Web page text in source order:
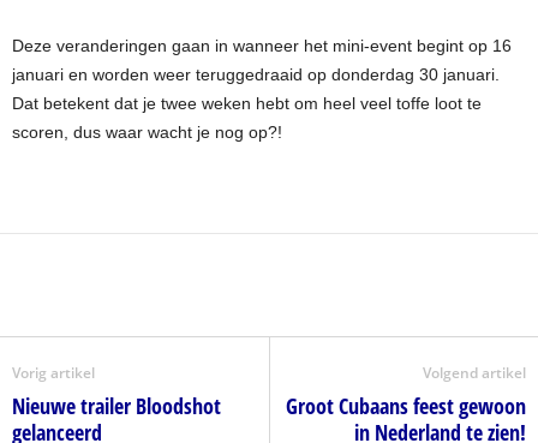
Deze veranderingen gaan in wanneer het mini-event begint op 16
januari en worden weer teruggedraaid op donderdag 30 januari.
Dat betekent dat je twee weken hebt om heel veel toffe loot te
scoren, dus waar wacht je nog op?!
Vorig artikel
Nieuwe trailer Bloodshot
gelanceerd
Volgend artikel
Groot Cubaans feest gewoon
in Nederland te zien!